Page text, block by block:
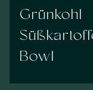
Grünkohl
Bowl